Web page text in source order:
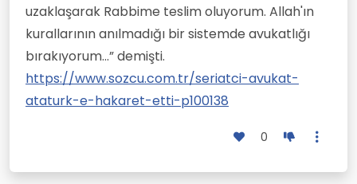
uzaklaşarak Rabbime teslim oluyorum. Allah'ın
kurallarının anılmadığı bir sistemde avukatlığı
bırakıyorum...” demişti.
https://www.sozcu.com.tr/seriatci-avukat-
ataturk-e-hakaret-etti-p100138
0